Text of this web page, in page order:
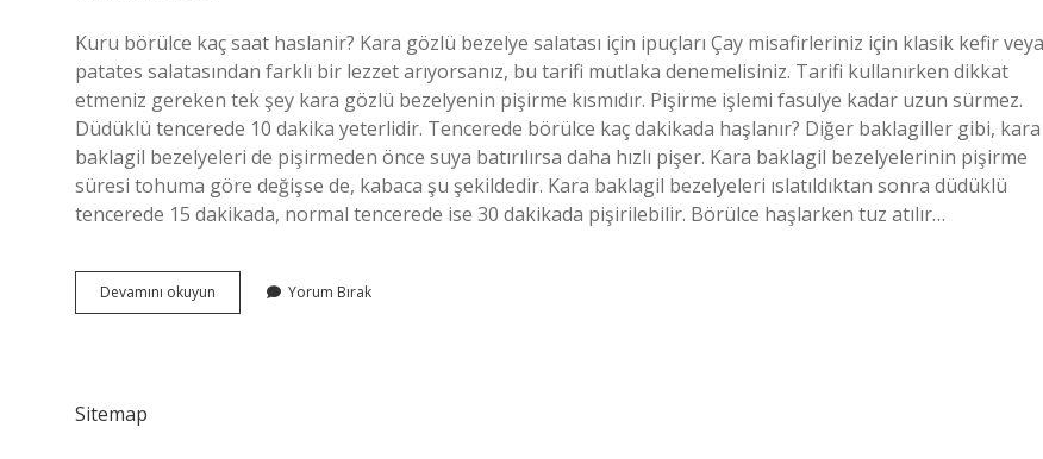
Kuru börülce kaç saat haslanir? Kara gözlü bezelye salatası için ipuçları Çay misafirleriniz için klasik kefir veya
patates salatasından farklı bir lezzet arıyorsanız, bu tarifi mutlaka denemelisiniz. Tarifi kullanırken dikkat
etmeniz gereken tek şey kara gözlü bezelyenin pişirme kısmıdır. Pişirme işlemi fasulye kadar uzun sürmez.
Düdüklü tencerede 10 dakika yeterlidir. Tencerede börülce kaç dakikada haşlanır? Diğer baklagiller gibi, kara
baklagil bezelyeleri de pişirmeden önce suya batırılırsa daha hızlı pişer. Kara baklagil bezelyelerinin pişirme
süresi tohuma göre değişse de, kabaca şu şekildedir. Kara baklagil bezelyeleri ıslatıldıktan sonra düdüklü
tencerede 15 dakikada, normal tencerede ise 30 dakikada pişirilebilir. Börülce haşlarken tuz atılır…
Devamını okuyun
Kaç
Yorum Bırak
Sitemap